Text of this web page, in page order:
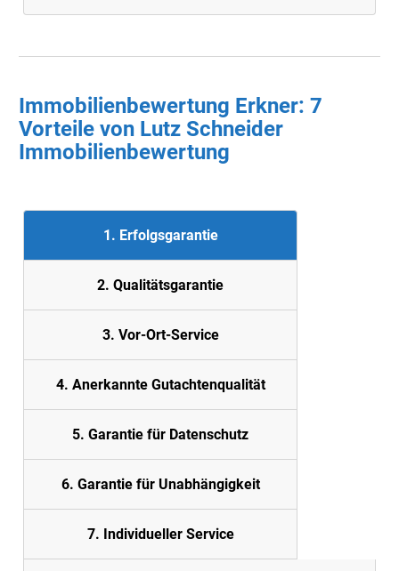
Immobilienbewertung Erkner: 7
Vorteile von Lutz Schneider
Immobilienbewertung
1. Erfolgsgarantie
2. Qualitätsgarantie
3. Vor-Ort-Service
4. Anerkannte Gutachtenqualität
5. Garantie für Datenschutz
6. Garantie für Unabhängigkeit
7. Individueller Service